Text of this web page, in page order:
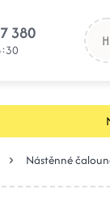
380
Nástěnné